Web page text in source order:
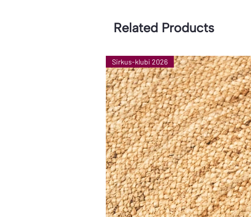
Related Products
Sirkus-klubi 2026